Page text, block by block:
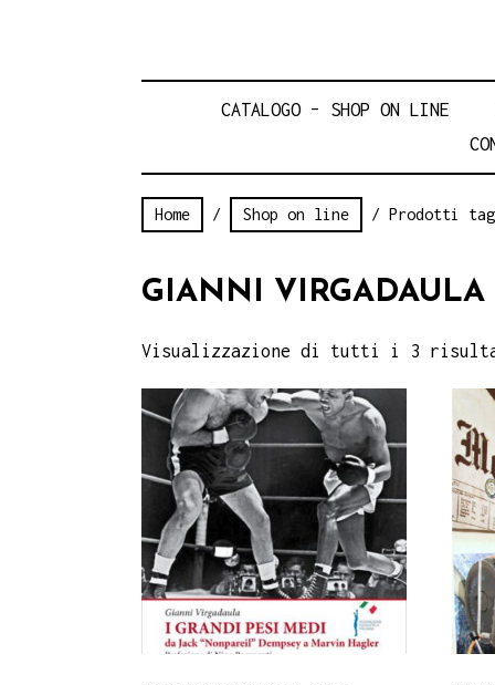
CATALOGO – SHOP ON LINE
Home / Shop on line / Prodotti
GIANNI VIRGADAULA
Visualizzazione di tutti i 3